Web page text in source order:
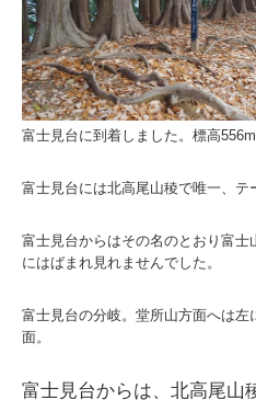
富士見台に到着しました。標高556m
富士見台には北高尾山稜で唯一、テ
富士見台からはその名のとおり富
にはばまれ見れませんでした。
富士見台の分岐。堂所山方面へは
面。
富士見台からは、北高尾山